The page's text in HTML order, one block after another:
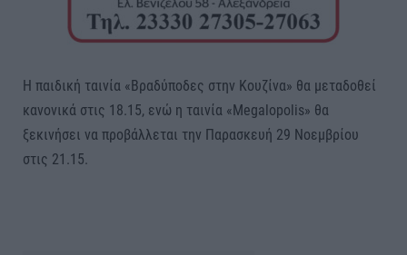
Η παιδική ταινία «Βραδύποδες στην Κουζίνα» θα μεταδοθεί
κανονικά στις 18.15, ενώ η ταινία «Megalopolis» θα
ξεκινήσει να προβάλλεται την Παρασκευή 29 Νοεμβρίου
στις 21.15.